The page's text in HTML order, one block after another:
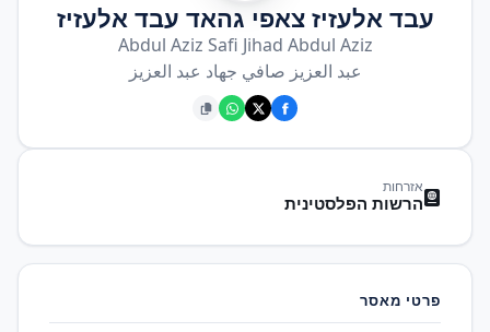
עבד אלעזיז צאפי גהאד עבד אלעזיז
Abdul Aziz Safi Jihad Abdul Aziz
عبد العزيز صافي جهاد عبد العزيز
אזרחות
הרשות הפלסטינית
פרטי מאסר